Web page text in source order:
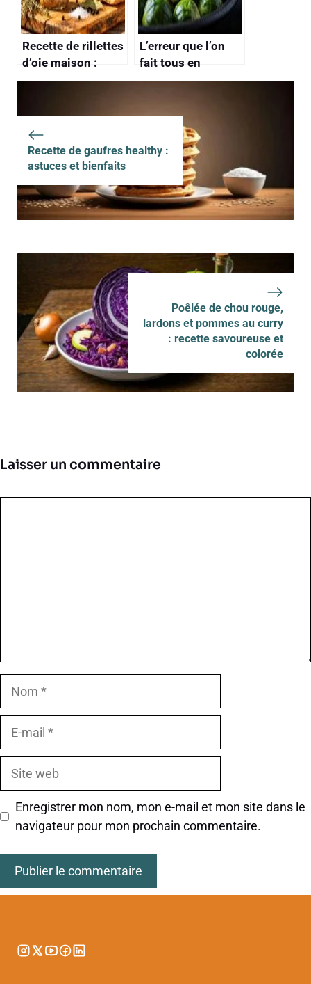
Recette de rillettes
d’oie maison :
astuces et conseils
L’erreur que l’on
fait tous en
préparant des
et qui leur donne
ce goût amer si
détesté
Recette de gaufres healthy :
astuces et bienfaits
Poêlée de chou rouge,
lardons et pommes au curry
: recette savoureuse et
colorée
Laisser un commentaire
Nom
Site
Enregistrer mon nom, mon e-mail et mon site dans le
navigateur pour mon prochain commentaire.